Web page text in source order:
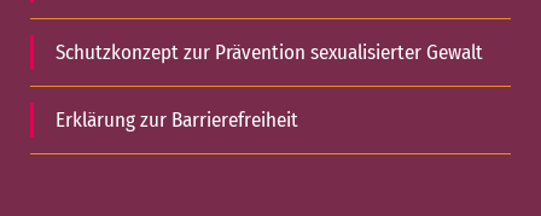
Schutzkonzept zur Prävention sexualisierter Gewalt
Erklärung zur Barrierefreiheit